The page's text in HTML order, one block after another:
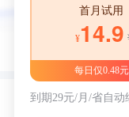
首月试用
¥14.9
每日仅0.48元
到期29元/月/省自动